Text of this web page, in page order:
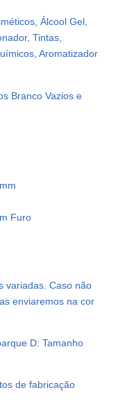
Álcool Gel,
Tintas,
Aromatizador
Branco Vazios e
Furo
variadas. Caso não
enviaremos na cor
D: Tamanho
de fabricação